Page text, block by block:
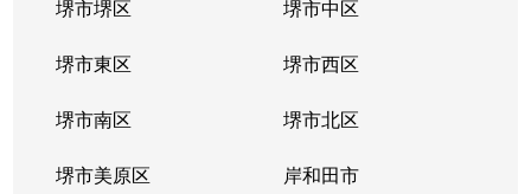
堺市堺区 堺市中区
堺市東区 堺市西区
堺市南区 堺市北区
堺市美原区 岸和田市